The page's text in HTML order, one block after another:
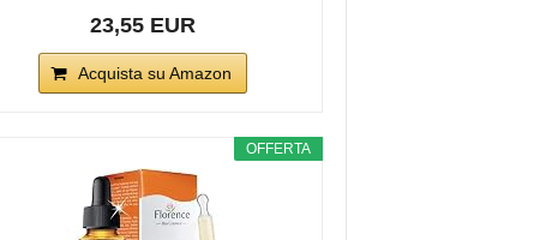
23,55 EUR
Acquista su Amazon
OFFERTA